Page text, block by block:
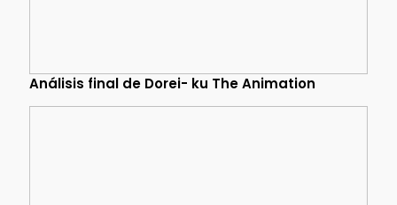
Análisis final de Dorei- ku The Animation